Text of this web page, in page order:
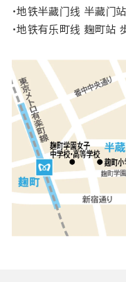
・地铁半藏门线 半藏门
・地铁有乐町线 麹町站